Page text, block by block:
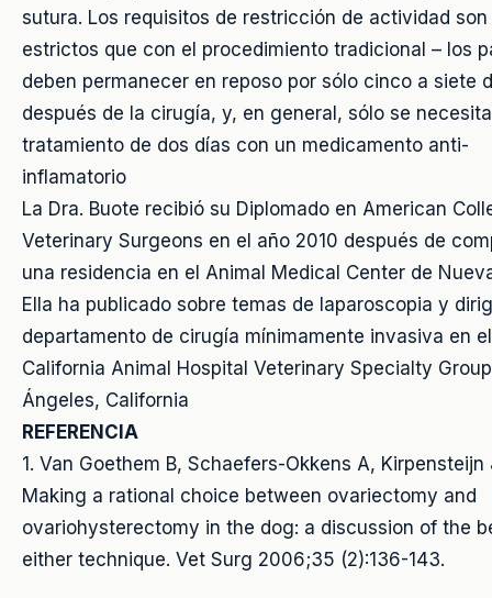
sutura. Los requisitos de restricción de actividad son
estrictos que con el procedimiento tradicional – los
deben permanecer en reposo por sólo cinco a siete
después de la cirugía, y, en general, sólo se
tratamiento de dos días con un medicamento anti-
inflamatorio
La Dra. Buote recibió su Diplomado en American
Veterinary Surgeons en el año 2010 después de
una residencia en el Animal Medical Center de
Ella ha publicado sobre temas de laparoscopia y
departamento de cirugía mínimamente invasiva en
California Animal Hospital Veterinary Specialty
Ángeles, California
REFERENCIA
1. Van Goethem B, Schaefers-Okkens A, Kirpensteijn
Making a rational choice between ovariectomy and
ovariohysterectomy in the dog: a discussion of the
either technique. Vet Surg 2006;35 (2):136-143.